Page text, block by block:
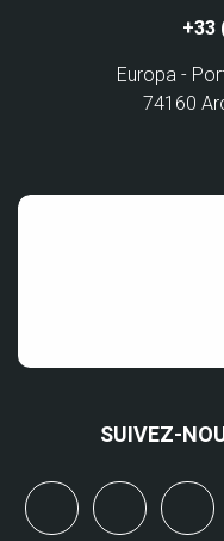
+33
Europa -
74160
SUIVEZ-
linkedin